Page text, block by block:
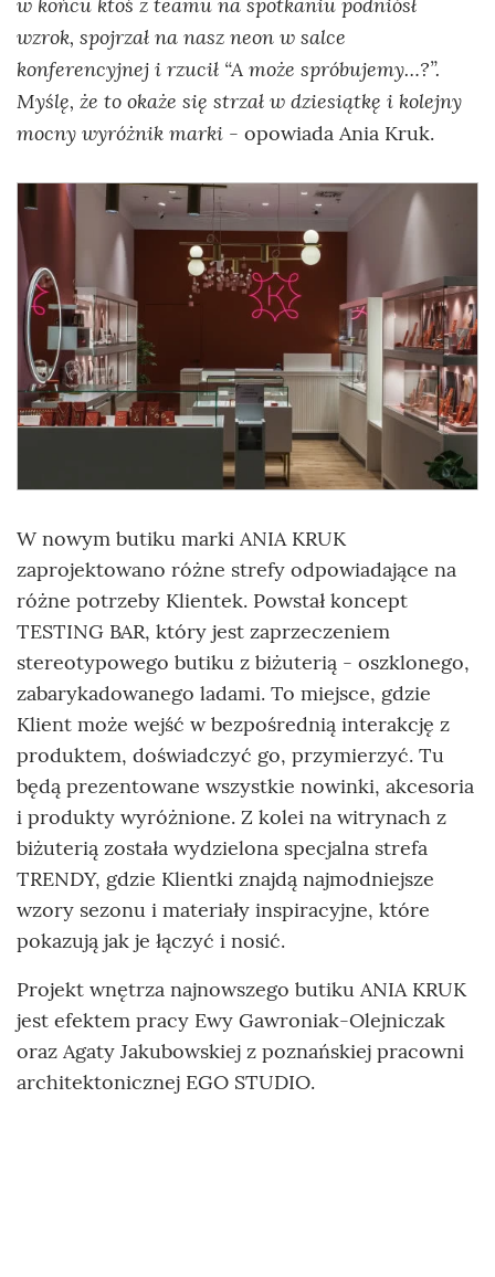
wzrok, spojrzał na nasz neon w salce
konferencyjnej i rzucił “A może spróbujemy…?”.
Myślę, że to okaże się strzał w dziesiątkę i kolejny
mocny wyróżnik marki - opowiada Ania Kruk.
W nowym butiku marki ANIA KRUK
zaprojektowano różne strefy odpowiadające na
różne potrzeby Klientek. Powstał koncept
TESTING BAR, który jest zaprzeczeniem
stereotypowego butiku z biżuterią - oszklonego,
zabarykadowanego ladami. To miejsce, gdzie
Klient może wejść w bezpośrednią interakcję z
produktem, doświadczyć go, przymierzyć. Tu
będą prezentowane wszystkie nowinki, akcesoria
i produkty wyróżnione. Z kolei na witrynach z
biżuterią została wydzielona specjalna strefa
TRENDY, gdzie Klientki znajdą najmodniejsze
wzory sezonu i materiały inspiracyjne, które
pokazują jak je łączyć i nosić.
Projekt wnętrza najnowszego butiku ANIA KRUK
jest efektem pracy Ewy Gawroniak-Olejniczak
oraz Agaty Jakubowskiej z poznańskiej pracowni
architektonicznej EGO STUDIO.